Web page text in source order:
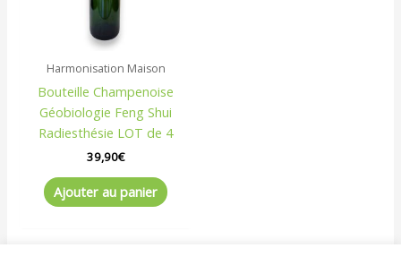
Harmonisation Maison
Bouteille Champenoise
Géobiologie Feng Shui
Radiesthésie LOT de 4
39,90€
Ajouter au panier